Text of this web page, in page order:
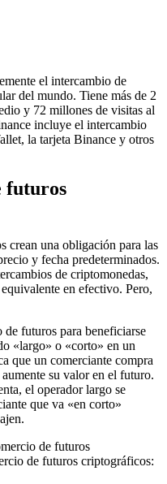
el intercambio de
del mundo. Tiene más de 2
y 72 millones de visitas al
incluye el intercambio
la tarjeta Binance y otros
futuros
crean una obligación para las
y fecha predeterminados.
de criptomonedas,
en efectivo. Pero,
futuros para beneficiarse
«largo» o «corto» en un
que un comerciante compra
su valor en el futuro.
el operador largo se
que va «en corto»
de futuros
de futuros criptográficos: